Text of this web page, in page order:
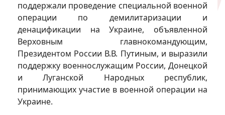
поддержали проведение специальной военной
операции по демилитаризации и
денацификации на Украине, объявленной
Верховным главнокомандующим,
Президентом России В.В. Путиным, и выразили
поддержку военнослужащим России, Донецкой
и Луганской Народных республик,
принимающих участие в военной операции на
Украине.